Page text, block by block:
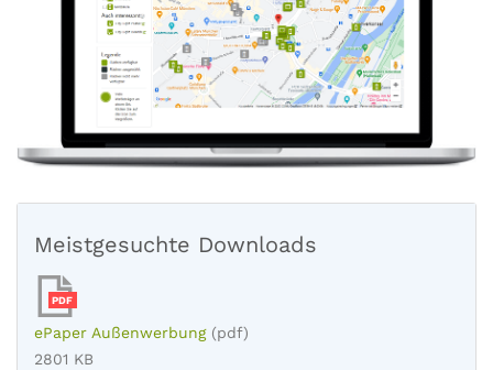
Meistgesuchte Downloads
PDF
ePaper Außenwerbung (pdf)
2801 KB